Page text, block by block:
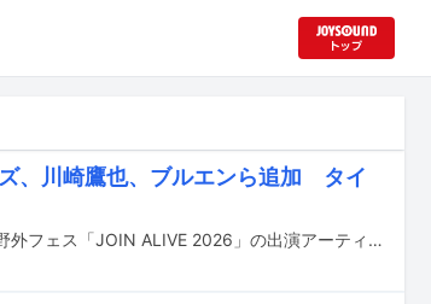
、川崎鷹也、ブルエンら追加 タイ
7月18日と19日に北海道・いわみざわ公園にて行われる野外フェス「JOIN ALIVE 2026」の出演アーティスト第4弾が発表された。